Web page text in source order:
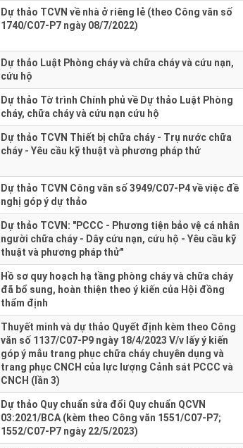
Dự thảo TCVN về nhà ở riêng lẻ (theo Công văn số
1740/C07-P7 ngày 08/7/2022)
Dự thảo Luật Phòng cháy và chữa cháy và cứu nạn,
cứu hộ
Dự thảo Tờ trình Chính phủ về Dự thảo Luật Phòng
cháy, chữa cháy và cứu nạn cứu hộ
Dự thảo TCVN Thiết bị chữa cháy - Trụ nước chữa
cháy - Yêu cầu kỹ thuật và phương pháp thử
Dự thảo TCVN Công văn số 3949/C07-P4 về việc đề
nghị góp ý dự thảo
Dự thảo TCVN: "PCCC - Phương tiện bảo vệ cá nhân
người chữa cháy - Dây cứu nạn, cứu hộ - Yêu cầu kỹ
thuật và phương pháp thử"
Hồ sơ quy hoạch hạ tầng phòng cháy và chữa cháy
đã bổ sung, hoàn thiện theo ý kiến của Hội đồng
thẩm định
Thuyết minh và dự thảo Quyết định kèm theo Công
văn số 1137/C07-P9 ngày 18/4/2023 V/v lấy ý kiến
góp ý mẫu trang phục chữa cháy chuyên dụng và
trang phục CNCH của lực lượng Cảnh sát PCCC và
CNCH (lần 3)
Dự thảo Quy chuẩn sửa đổi Quy chuẩn QCVN
03:2021/BCA (kèm theo Công văn 1551/C07-P7;
1552/C07-P7 ngày 22/5/2023)